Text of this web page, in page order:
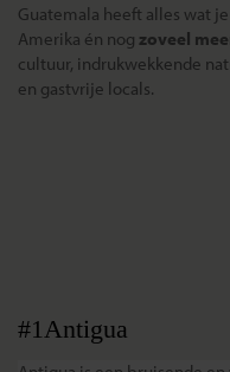
Guatemala heeft alles wat
Amerika én nog zoveel
cultuur, indrukwekkende
en gastvrije locals.
#1Antigua